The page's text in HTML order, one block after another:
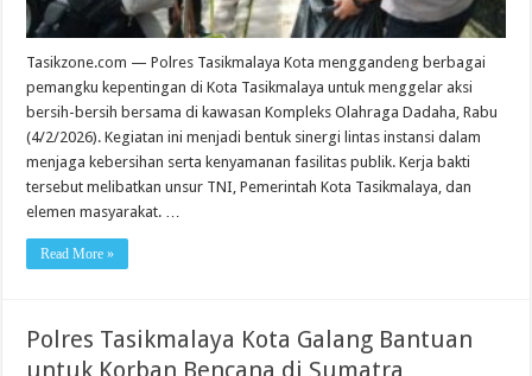
Tasikzone.com — Polres Tasikmalaya Kota menggandeng berbagai
pemangku kepentingan di Kota Tasikmalaya untuk menggelar aksi
bersih-bersih bersama di kawasan Kompleks Olahraga Dadaha, Rabu
(4/2/2026). Kegiatan ini menjadi bentuk sinergi lintas instansi dalam
menjaga kebersihan serta kenyamanan fasilitas publik. Kerja bakti
tersebut melibatkan unsur TNI, Pemerintah Kota Tasikmalaya, dan
elemen masyarakat. …
Read More »
Polres Tasikmalaya Kota Galang Bantuan
untuk Korban Bencana di Sumatra